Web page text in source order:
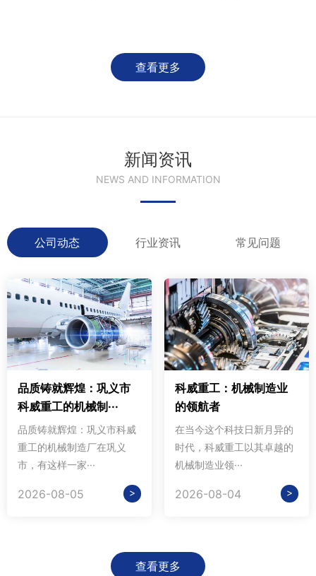
查看更多
新闻资讯
NEWS AND INFORMATION
公司动态 行业资讯 常见问题
品质铸就辉煌：巩义市
科威重工的机械制···
品质铸就辉煌：巩义市科威
重工的机械制造厂在巩义
市，有这样一家···
2026-08-05 >
科威重工：机械制造业
的领航者
在当今这个科技日新月异的
时代，科威重工以其卓越的
机械制造业领···
2026-08-04 >
查看更多